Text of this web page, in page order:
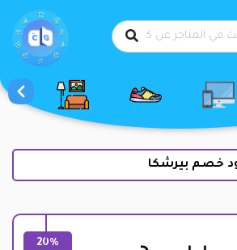
خصم بيرشكا
20%